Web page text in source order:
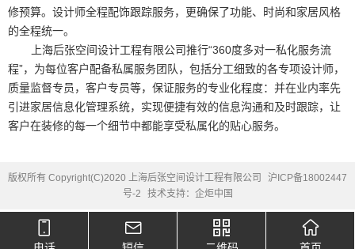
修预算。设计师全程配饰跟踪服务，更确保了功能、时尚和家居风格
的全程统一。
上海后张空间设计工程有限公司推行“360度多对一私化服务流
程”，为每位客户配备私属服务团队，包括分工细致的各专项设计师，
质量监督专员，客户专员等，保证服务的专业化程度：并在业内率先
引进家居信息化管理系统，实现便捷有效的信息沟通和及时跟踪，让
客户在装修的每一个细节中都能享受私属化的贴心服务。
版权所有 Copyright(C)2020 上海后张空间设计工程有限公司
沪ICP备18002447
号-2
技术支持：企炬中国